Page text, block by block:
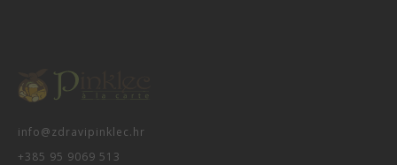
info@zdravipinklec.hr
+385 95 9069 513